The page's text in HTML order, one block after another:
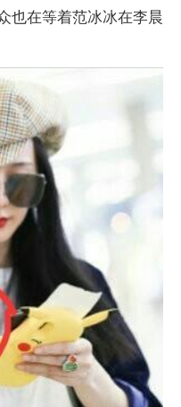
也在等着范冰冰在李晨